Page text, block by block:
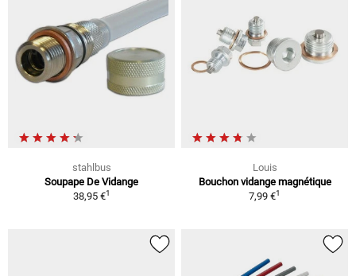
stahlbus
Soupape De Vidange
38,95 €1
Louis
Bouchon vidange magnétique
7,99 €1